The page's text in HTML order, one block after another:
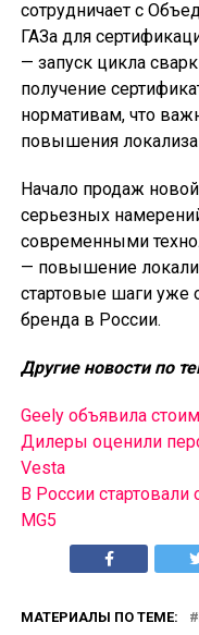
сотрудничает с
ГАЗа для
— запуск цикла
получение
нормативам, что
повышения
Начало продаж
серьезных
современными
— повышение
стартовые шаги
бренда в России.
Другие новости по
Geely объявила
Дилеры оценили
Vesta
В России
MG5
МАТЕРИАЛЫ ПО ТЕМЕ: